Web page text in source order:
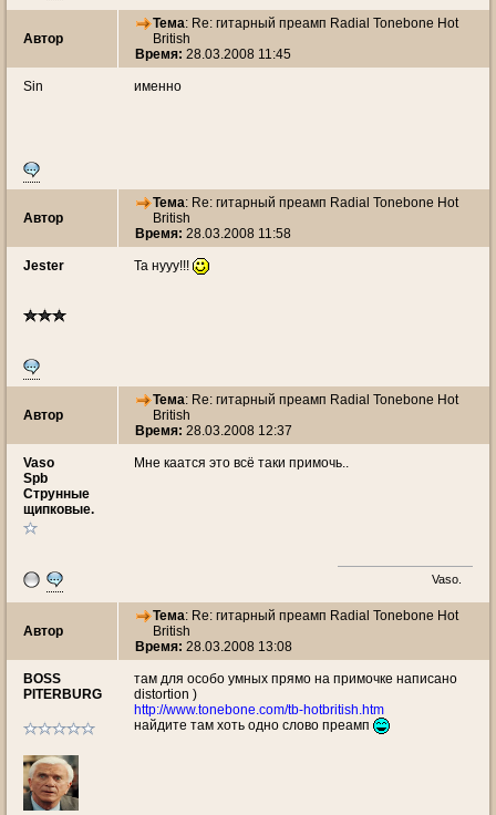
Автор
Тема: Re: гитарный преамп Radial Tonebone Hot
British
Время: 28.03.2008 11:45
Sin именно
Автор
Тема: Re: гитарный преамп Radial Tonebone Hot
British
Время: 28.03.2008 11:58
Jester Та нууу!!!
Автор
Тема: Re: гитарный преамп Radial Tonebone Hot
British
Время: 28.03.2008 12:37
Vaso
Spb
Струнные
щипковые.
Мне каатся это всё таки примочь..
Vaso.
Автор
Тема: Re: гитарный преамп Radial Tonebone Hot
British
Время: 28.03.2008 13:08
BOSS
PITERBURG
там для особо умных прямо на примочке написано
distortion )
http://www.tonebone.com/tb-hotbritish.htm
найдите там хоть одно слово преамп